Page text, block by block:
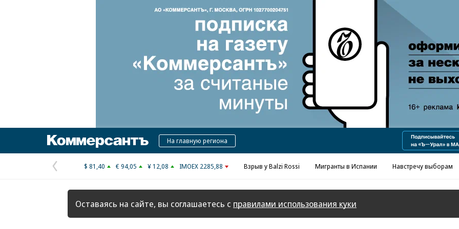
Реклама в «Ъ» www.kommersant.ru/ad
КоммерсантъНа главную региона
Предыдущая
страница
$ 81,40 € 94,05 ¥ 12,08 IMOEX 2285,88 Взрыв у Balzi Rossi Мигранты в Испании Навстречу выборам
Оставаясь на сайте, вы соглашаетесь с правилами использования куки